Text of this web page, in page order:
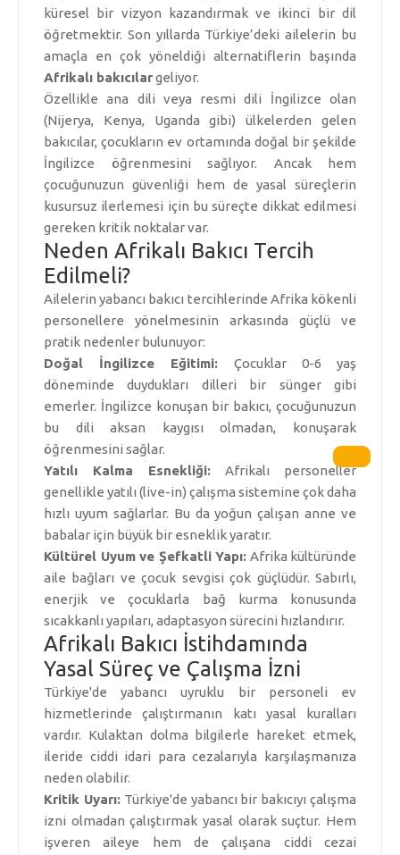
küresel bir vizyon kazandırmak ve ikinci bir dil
öğretmektir. Son yıllarda Türkiye’deki ailelerin bu
amaçla en çok yöneldiği alternatiflerin başında
Afrikalı bakıcılargeliyor.
Özellikle ana dili veya resmi dili İngilizce olan
(Nijerya, Kenya, Uganda gibi) ülkelerden gelen
bakıcılar, çocukların ev ortamında doğal bir şekilde
İngilizce öğrenmesini sağlıyor. Ancak hem
çocuğunuzun güvenliği hem de yasal süreçlerin
kusursuz ilerlemesi için bu süreçte dikkat edilmesi
gereken kritik noktalar var.
Neden Afrikalı Bakıcı Tercih
Edilmeli?
Ailelerin yabancı bakıcı tercihlerinde Afrika kökenli
personellere yönelmesinin arkasında güçlü ve
pratik nedenler bulunuyor:
Doğal İngilizce Eğitimi: Çocuklar 0-6 yaş
döneminde duydukları dilleri bir sünger gibi
emerler. İngilizce konuşan bir bakıcı, çocuğunuzun
bu dili aksan kaygısı olmadan, konuşarak
öğrenmesini sağlar.
Yatılı Kalma Esnekliği: Afrikalı personeller
genellikle yatılı (live-in) çalışma sistemine çok daha
hızlı uyum sağlarlar. Bu da yoğun çalışan anne ve
babalar için büyük bir esneklik yaratır.
Kültürel Uyum ve Şefkatli Yapı: Afrika kültüründe
aile bağları ve çocuk sevgisi çok güçlüdür. Sabırlı,
enerjik ve çocuklarla bağ kurma konusunda
sıcakkanlı yapıları, adaptasyon sürecini hızlandırır.
Afrikalı Bakıcı İstihdamında
Yasal Süreç ve Çalışma İzni
Türkiye'de yabancı uyruklu bir personeli ev
hizmetlerinde çalıştırmanın katı yasal kuralları
vardır. Kulaktan dolma bilgilerle hareket etmek,
ileride ciddi idari para cezalarıyla karşılaşmanıza
neden olabilir.
Kritik Uyarı:Türkiye'de yabancı bir bakıcıyı çalışma
izni olmadan çalıştırmak yasal olarak suçtur. Hem
işveren aileye hem de çalışana ciddi cezai